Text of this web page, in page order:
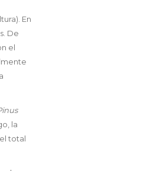
En
De
el
la
total